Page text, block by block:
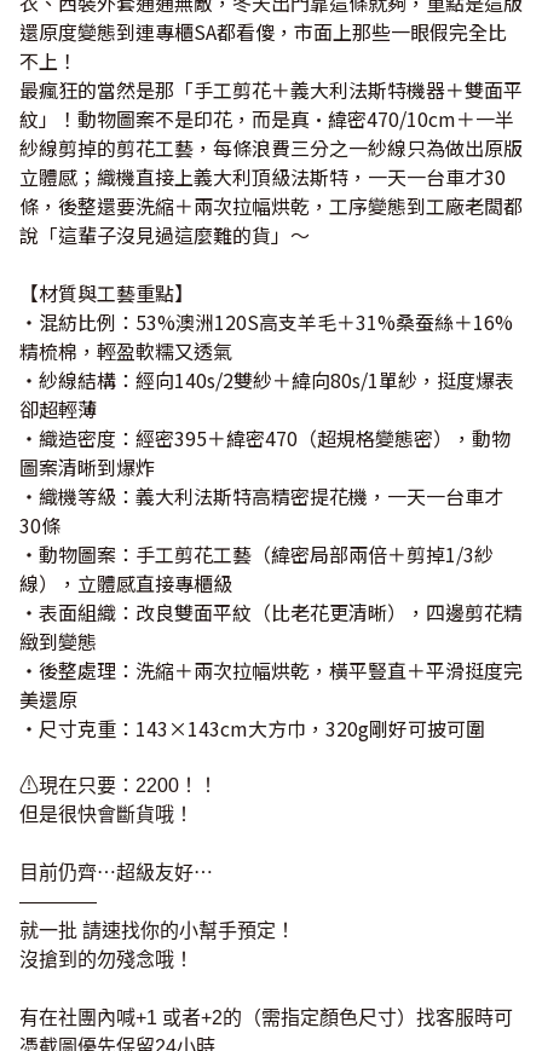
還原度變態到連專櫃SA都看傻，市面上那些一眼假完全比
不上！
最瘋狂的當然是那「手工剪花＋義大利法斯特機器＋雙面平
紋」！動物圖案不是印花，而是真·緯密470/10cm＋一半
紗線剪掉的剪花工藝，每條浪費三分之一紗線只為做出原版
立體感；織機直接上義大利頂級法斯特，一天一台車才30
條，後整還要洗縮＋兩次拉幅烘乾，工序變態到工廠老闆都
說「這輩子沒見過這麼難的貨」～
【材質與工藝重點】
・混紡比例：53%澳洲120S高支羊毛＋31%桑蚕絲＋16%
精梳棉，輕盈軟糯又透氣
・紗線結構：經向140s/2雙紗＋緯向80s/1單紗，挺度爆表
卻超輕薄
・織造密度：經密395＋緯密470（超規格變態密），動物
圖案清晰到爆炸
・織機等級：義大利法斯特高精密提花機，一天一台車才
30條
・動物圖案：手工剪花工藝（緯密局部兩倍＋剪掉1/3紗
線），立體感直接專櫃級
・表面組織：改良雙面平紋（比老花更清晰），四邊剪花精
緻到變態
・後整處理：洗縮＋兩次拉幅烘乾，橫平豎直＋平滑挺度完
美還原
・尺寸克重：143×143cm大方巾，320g剛好可披可圍
⚠現在只要：2200！！
但是很快會斷貨哦！
目前仍齊⋯超級友好⋯
————
就一批 請速找你的小幫手預定！
沒搶到的勿殘念哦！
有在社團內喊+1 或者+2的（需指定顏色尺寸）找客服時可
憑截圖優先保留24小時